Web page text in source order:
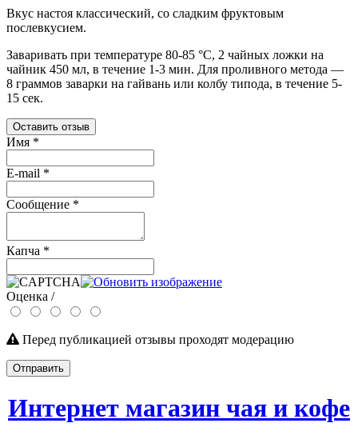
Вкус настоя классический, со сладким фруктовым
послевкусием.
Заваривать при температуре 80-85 °C, 2 чайных ложки на
чайник 450 мл, в течение 1-3 мин. Для проливного метода —
8 граммов заварки на гайвань или колбу типода, в течение 5-
15 сек.
Оставить отзыв
Имя *
E-mail *
Сообщение *
Капча *
Оценка /
Перед публикацией отзывы проходят модерацию
Отправить
Интернет магазин чая и кофе